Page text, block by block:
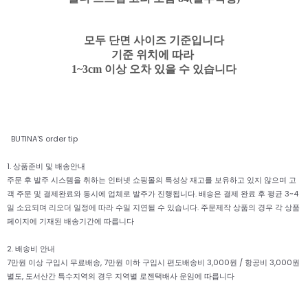
모두 단면 사이즈 기준입니다
기준 위치에 따라
1~3cm 이상 오차 있을 수 있습니다
BUTINA'S order tip
1. 상품준비 및 배송안내
주문 후 발주 시스템을 취하는 인터넷 쇼핑몰의 특성상 재고를 보유하고 있지 않으며 고
객 주문 및 결제완료와 동시에 업체로 발주가 진행됩니다. 배송은 결제 완료 후 평균 3~4
일 소요되며 리오더 일정에 따라 수일 지연될 수 있습니다. 주문제작 상품의 경우 각 상품
페이지에 기재된 배송기간에 따릅니다
2. 배송비 안내
7만원 이상 구입시 무료배송, 7만원 이하 구입시 편도배송비 3,000원 / 항공비 3,000원
별도, 도서산간 특수지역의 경우 지역별 로젠택배사 운임에 따릅니다